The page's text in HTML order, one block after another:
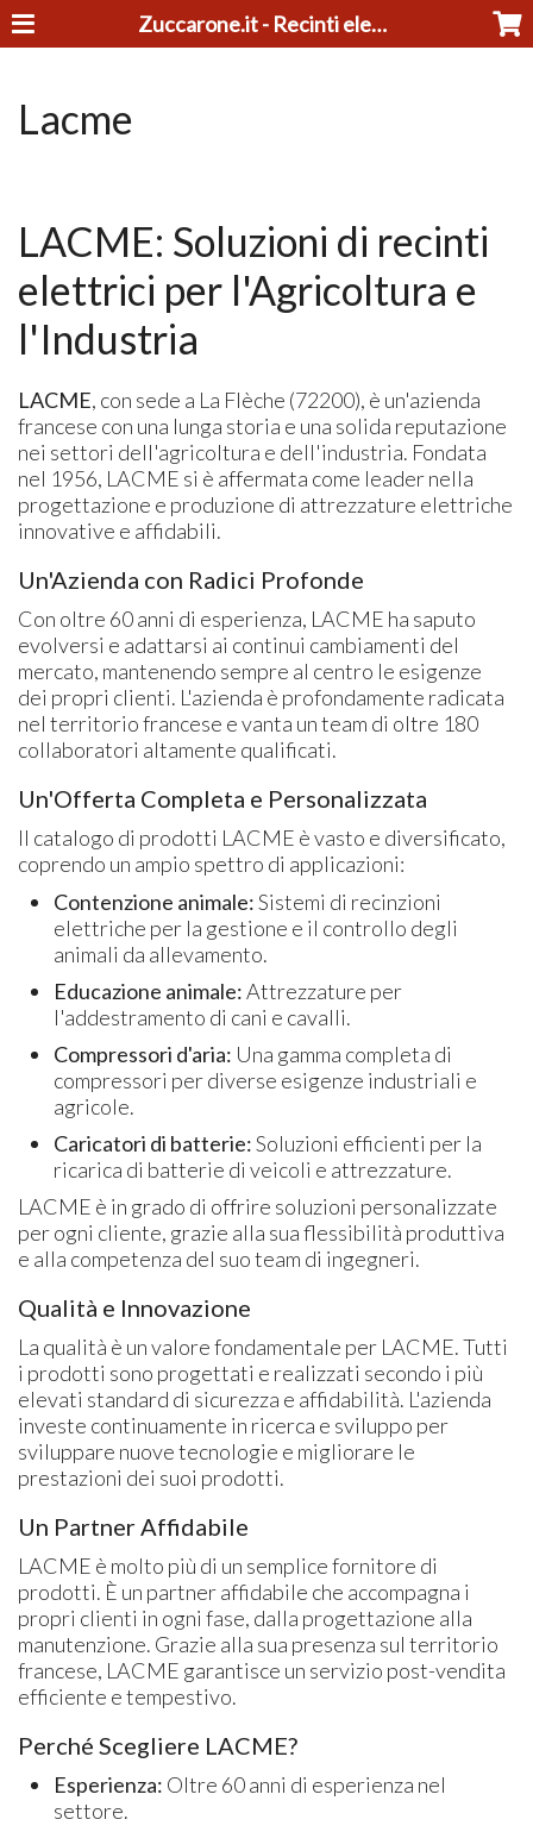
Zuccarone.it - Recinti elettrici e tosatrici
Lacme
LACME: Soluzioni di recinti
elettrici per l'Agricoltura e
l'Industria
LACME, con sede a La Flèche (72200), è un'azienda
francese con una lunga storia e una solida reputazione
nei settori dell'agricoltura e dell'industria. Fondata
nel 1956, LACME si è affermata come leader nella
progettazione e produzione di attrezzature elettriche
innovative e affidabili.
Un'Azienda con Radici Profonde
Con oltre 60 anni di esperienza, LACME ha saputo
evolversi e adattarsi ai continui cambiamenti del
mercato, mantenendo sempre al centro le esigenze
dei propri clienti. L'azienda è profondamente radicata
nel territorio francese e vanta un team di oltre 180
collaboratori altamente qualificati.
Un'Offerta Completa e Personalizzata
Il catalogo di prodotti LACME è vasto e diversificato,
coprendo un ampio spettro di applicazioni:
Contenzione animale:Sistemi di recinzioni
elettriche per la gestione e il controllo degli
animali da allevamento.
Educazione animale:Attrezzature per
l'addestramento di cani e cavalli.
Compressori d'aria: Una gamma completa di
compressori per diverse esigenze industriali e
agricole.
Caricatori di batterie:Soluzioni efficienti per la
ricarica di batterie di veicoli e attrezzature.
LACME è in grado di offrire soluzioni personalizzate
per ogni cliente, grazie alla sua flessibilità produttiva
e alla competenza del suo team di ingegneri.
Qualità e Innovazione
La qualità è un valore fondamentale per LACME. Tutti
i prodotti sono progettati e realizzati secondo i più
elevati standard di sicurezza e affidabilità. L'azienda
investe continuamente in ricerca e sviluppo per
sviluppare nuove tecnologie e migliorare le
prestazioni dei suoi prodotti.
Un Partner Affidabile
LACME è molto più di un semplice fornitore di
prodotti. È un partner affidabile che accompagna i
propri clienti in ogni fase, dalla progettazione alla
manutenzione. Grazie alla sua presenza sul territorio
francese, LACME garantisce un servizio post-vendita
efficiente e tempestivo.
Perché Scegliere LACME?
Esperienza: Oltre 60 anni di esperienza nel
settore.